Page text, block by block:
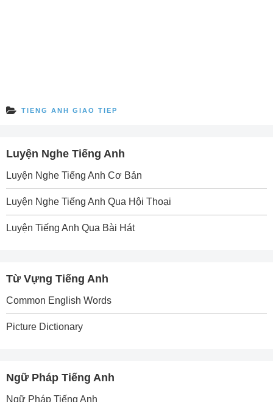
TIENG ANH GIAO TIEP
Luyện Nghe Tiếng Anh
Luyện Nghe Tiếng Anh Cơ Bản
Luyện Nghe Tiếng Anh Qua Hội Thoại
Luyện Tiếng Anh Qua Bài Hát
Từ Vựng Tiếng Anh
Common English Words
Picture Dictionary
Ngữ Pháp Tiếng Anh
Ngữ Pháp Tiếng Anh